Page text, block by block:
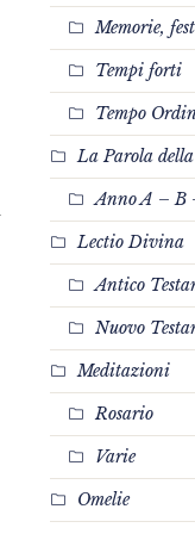
Memorie,
Tempi forti
Tempo
La Parola
Anno A – B
Lectio Divina
Antico
Nuovo
Meditazioni
Rosario
Varie
Omelie